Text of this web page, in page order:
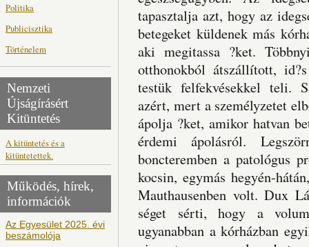
Politika
Publicisztika
Történelem
Nemzeti
Újságírásért
Kitüntetés
A kitüntetés és a
kitüntetettek.
Működés, hírek,
információk
Az Egyesület 2025. évi
beszámolója
tapasztalja azt, hogy az
betegeket küldenek más
aki megitassa ?ket.
otthonokból átszállított,
testük felfekvésekkel teli.
azért, mert a személyzetet
ápolja ?ket, amikor hatvan
érdemi ápolásról.
boncteremben a patológus
kocsin, egymás hegyén-
Mauthausenben volt. Dux
séget sérti, hogy a
ugyanabban a kórházban